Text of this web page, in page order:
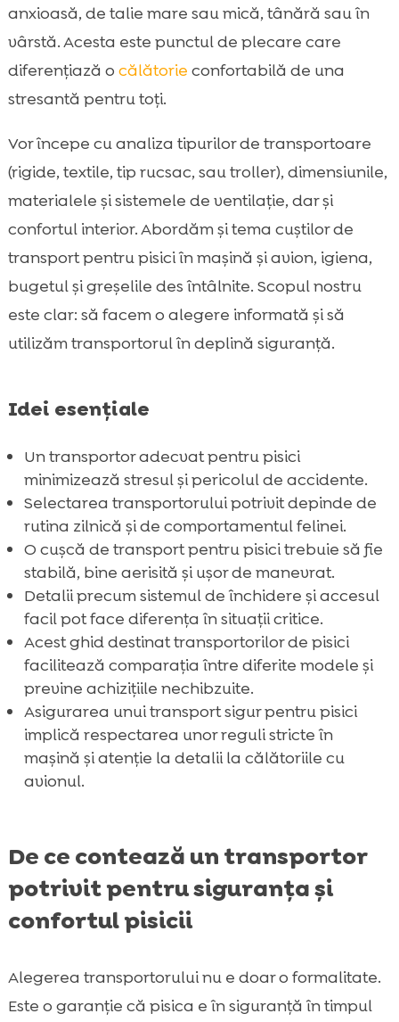
 Întreținere și igienă: cum curățăm
transportorul fără mirosuri persistente
 Buget, durabilitate și garanție: cum alegem
inteligent pe termen lung
evităm
 Produse utile pentru rutina de drum și
acasă: CricksyCat, Jasper, Bill și Purrfect
FAQ
anxioasă, de talie mare sau mică, tânără sau în
vârstă. Acesta este punctul de plecare care
diferențiază o călătorie confortabilă de una
stresantă pentru toți.
Vor începe cu analiza tipurilor de transportoare
(rigide, textile, tip rucsac, sau troller), dimensiunile,
materialele și sistemele de ventilație, dar și
confortul interior. Abordăm și tema cuștilor de
transport pentru pisici în mașină și avion, igiena,
bugetul și greșelile des întâlnite. Scopul nostru
este clar: să facem o alegere informată și să
utilizăm transportorul în deplină siguranță.
Idei esențiale
Un transportor adecvat pentru pisici
minimizează stresul și pericolul de accidente.
Selectarea transportorului potrivit depinde de
rutina zilnică și de comportamentul felinei.
O cușcă de transport pentru pisici trebuie să fie
stabilă, bine aerisită și ușor de manevrat.
Detalii precum sistemul de închidere și accesul
facil pot face diferența în situații critice.
Acest ghid destinat transportorilor de pisici
facilitează comparația între diferite modele și
previne achizițiile nechibzuite.
Asigurarea unui transport sigur pentru pisici
implică respectarea unor reguli stricte în
mașină și atenție la detalii la călătoriile cu
avionul.
De ce contează un transportor
potrivit pentru siguranța și
confortul pisicii
Alegerea transportorului nu e doar o formalitate.
Este o garanție că pisica e în siguranță în timpul